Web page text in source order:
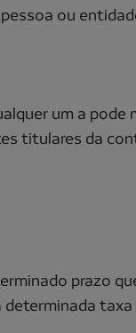
ou
um a pode
titulares da
prazo